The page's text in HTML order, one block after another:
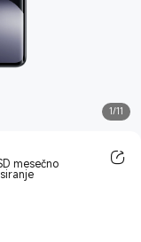
1/11
mesečno